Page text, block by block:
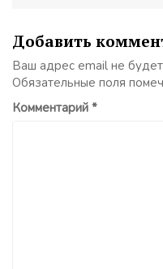
Добавить
Ваш адрес email не
Обязательные поля
Комментарий *